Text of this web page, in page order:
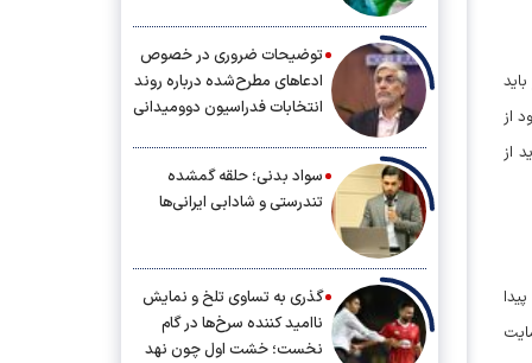
از
از
توضیحات ضروری در خصوص
ادعاهای مطرح‌شده درباره روند
انتخابات فدراسیون دوومیدانی
سواد بدنی؛ حلقه گمشده
تندرستی و شادابی ایرانی‌ها
گذری به تساوی تلخ و نمایش
ناامید کننده سرخ‌ها در گام
نخست؛ خشت اول چون نهد